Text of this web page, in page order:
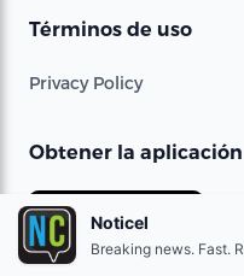
Términos de uso
Privacy Policy
Obtener la aplicación
App Store
Noticel